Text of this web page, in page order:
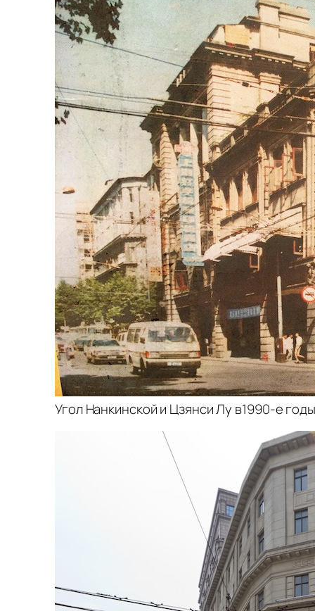
Угол Нанкинской и Цзянси Лу в1990-е